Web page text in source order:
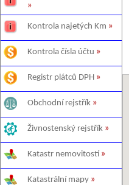
»
Kontrola najetých Km »
Kontrola čísla účtu »
Registr plátců DPH »
Obchodní rejstřík »
Živnostenský rejstřík »
Katastr nemovitostí »
Katastrální mapy »